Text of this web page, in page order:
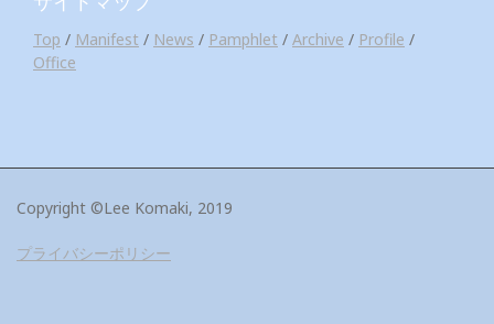
Top / Manifest / News / Pamphlet / Archive / Profile /
Office
Copyright ©Lee Komaki, 2019
プライバシーポリシー